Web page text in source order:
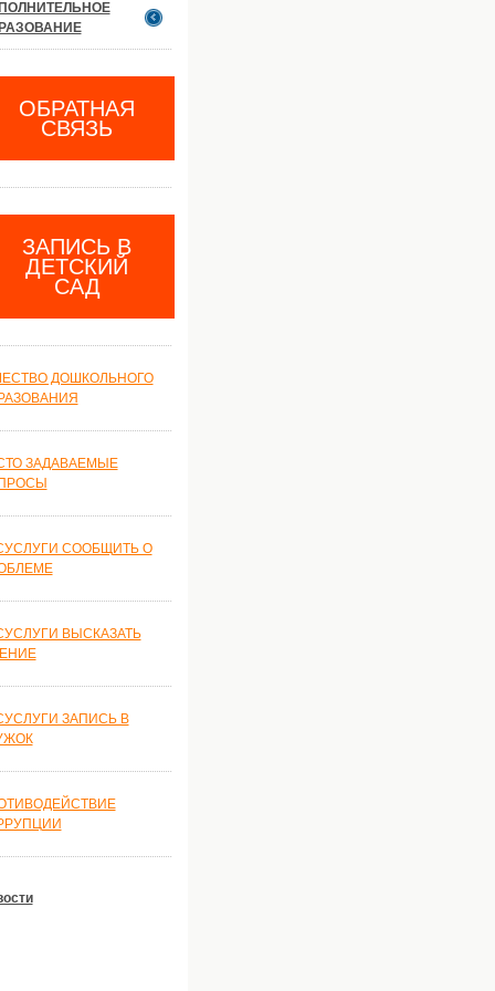
ОБРАТНАЯ
СВЯЗЬ
ЗАПИСЬ В
ДЕТСКИЙ
САД
ДОШКОЛЬНОГО
ЗАДАВАЕМЫЕ
СООБЩИТЬ О
ВЫСКАЗАТЬ
ЗАПИСЬ В